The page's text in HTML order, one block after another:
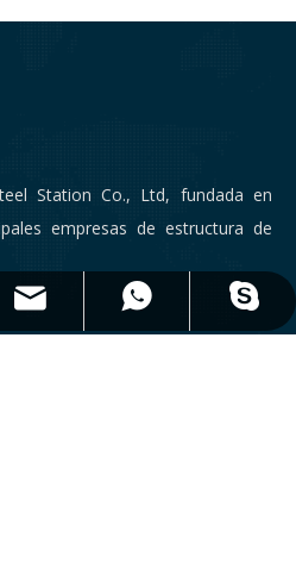
Station Co., Ltd, fundada en
empresas de estructura de
83306766